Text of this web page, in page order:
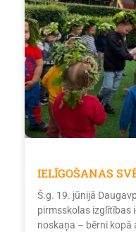
IELĪGOŠANAS
Š.g. 19. jūnijā
pirmsskolas izglītības
noskaņa – bērni kopā